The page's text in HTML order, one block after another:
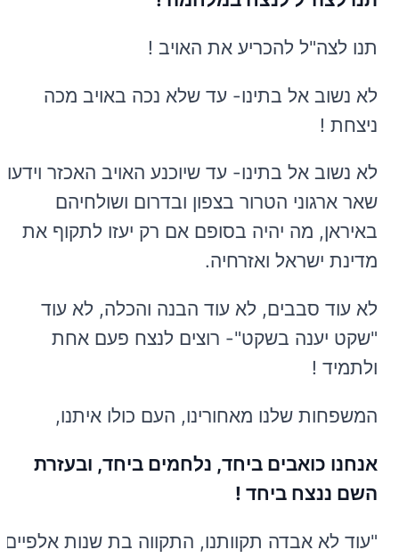
תנו לצה"ל להכריע את האויב !
לא נשוב אל בתינו- עד שלא נכה באויב מכה
ניצחת !
לא נשוב אל בתינו- עד שיוכנע האויב האכזר וידעו
שאר ארגוני הטרור בצפון ובדרום ושולחיהם
באיראן, מה יהיה בסופם אם רק יעזו לתקוף את
מדינת ישראל ואזרחיה.
לא עוד סבבים, לא עוד הבנה והכלה, לא עוד
"שקט יענה בשקט"- רוצים לנצח פעם אחת
ולתמיד !
המשפחות שלנו מאחורינו, העם כולו איתנו,
אנחנו כואבים ביחד, נלחמים ביחד, ובעזרת
השם ננצח ביחד !
"עוד לא אבדה תקוותנו, התקווה בת שנות אלפיים